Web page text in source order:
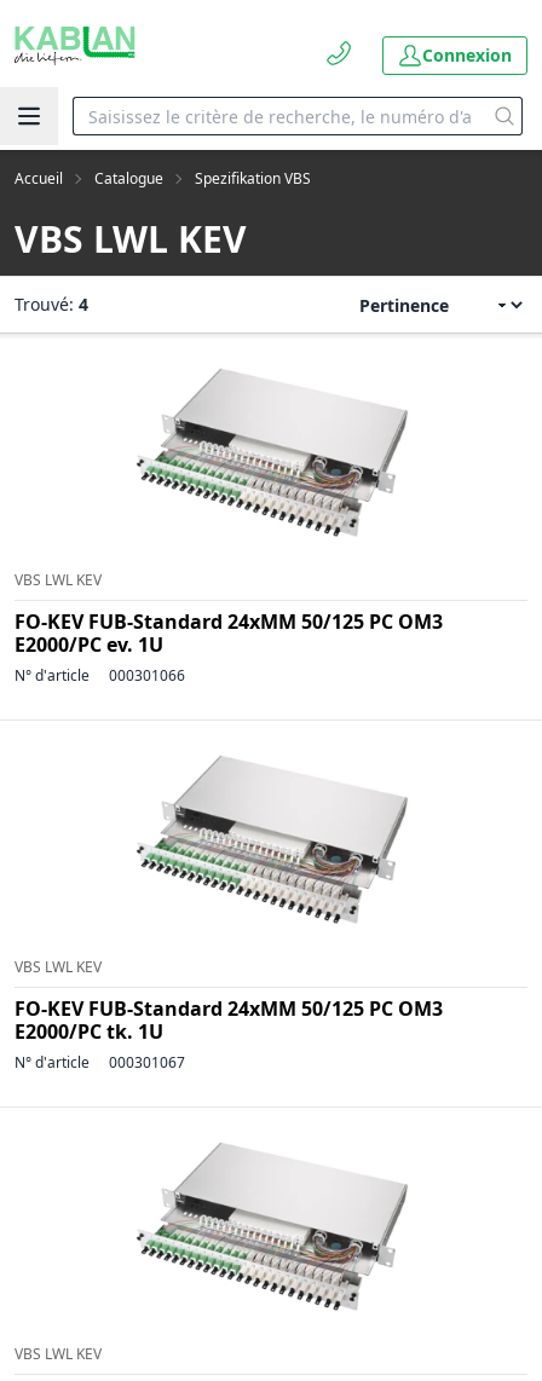
Connexion
Accueil Catalogue Spezifikation VBS
VBS LWL KEV
Trouvé: 4
VBS LWL KEV
FO-KEV FUB-Standard 24xMM 50/125 PC OM3
E2000/PC ev. 1U
N° d'article 000301066
VBS LWL KEV
FO-KEV FUB-Standard 24xMM 50/125 PC OM3
E2000/PC tk. 1U
N° d'article 000301067
VBS LWL KEV